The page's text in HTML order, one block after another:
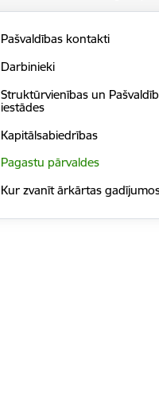
Pašvaldības kontakti
Darbinieki
Struktūrvienības un
iestādes
Kapitālsabiedrības
Pagastu pārvaldes
Kur zvanīt ārkārtas